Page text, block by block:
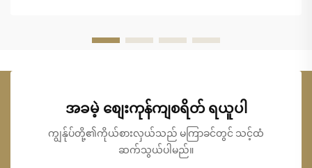
အခမဲ့ စျေးကုန်ကျစရိတ် ရယူပါ
ကျွန်ုပ်တို့၏ကိုယ်စားလှယ်သည် မကြာခင်တွင် သင့်ထံ
ဆက်သွယ်ပါမည်။